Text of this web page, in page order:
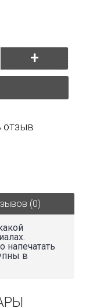
+
отзыв
(0)
напечатать
в